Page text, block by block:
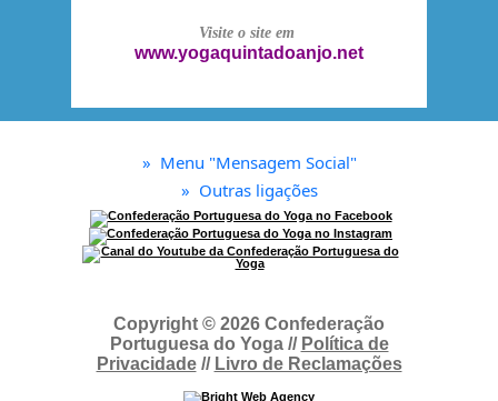
Visite o site em
www.yogaquintadoanjo.net
» Menu "Mensagem Social"
» Outras ligações
Copyright © 2026 Confederação
Portuguesa do Yoga // Política de
Privacidade// Livro de Reclamações